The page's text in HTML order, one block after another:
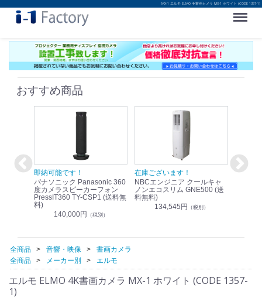
MX-1 エルモ ELMO 4K書画カメラ MX-1 ホワイト (CODE 1357-1)
Menu
おすすめ商品
即納可能です！
パナソニック Panasonic 360
度カメラスピーカーフォン
PressIT360 TY-CSP1 (送料無
料)
140,000円 （税別）
在庫ございます！
NBCエンジニア クールキャ
ノンエコスリム GNE500 (送
料無料)
134,545円 （税別）
即納可
全商品 音響・映像
書画カメラ
全商品
メーカー別 エルモ
エルモ ELMO 4K書画カメラ MX-1 ホワイト (CODE 1357-
1)